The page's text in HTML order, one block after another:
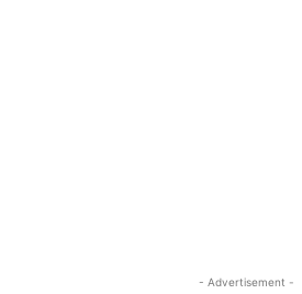
- Advertisement -